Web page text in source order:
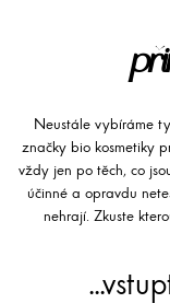
Neustále vybíráme
značky bio kosmetiky
vždy jen po těch, co
účinné a opravdu
nehrají. Zkuste